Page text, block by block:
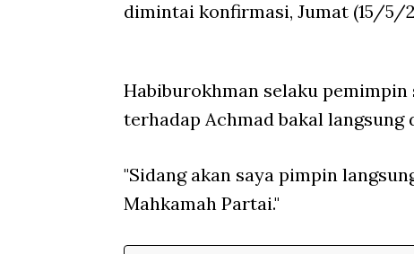
dimintai konfirmasi, Jumat (15/5/
Habiburokhman selaku
terhadap Achmad bakal
"Sidang akan saya pimpin
Mahkamah Partai."